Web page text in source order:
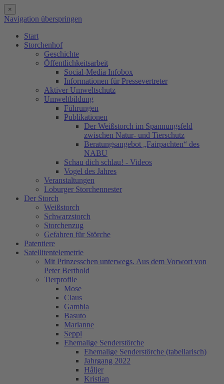
×
Navigation überspringen
Start
Storchenhof
Geschichte
Öffentlichkeitsarbeit
Social-Media Infobox
Informationen für Pressevertreter
Aktiver Umweltschutz
Umweltbildung
Führungen
Publikationen
Der Weißstorch im Spannungsfeld
zwischen Natur- und Tierschutz
Beratungsangebot „Fairpachten“ des
NABU
Schau dich schlau! - Videos
Vogel des Jahres
Veranstaltungen
Loburger Storchennester
Der Storch
Weißstorch
Schwarzstorch
Storchenzug
Gefahren für Störche
Patentiere
Satellitentelemetrie
Mit Prinzesschen unterwegs. Aus dem Vorwort von
Peter Berthold
Tierprofile
Mose
Claus
Gambia
Basuto
Marianne
Seppl
Ehemalige Senderstörche
Ehemalige Senderstörche (tabellarisch)
Jahrgang 2022
Håljer
Kristian